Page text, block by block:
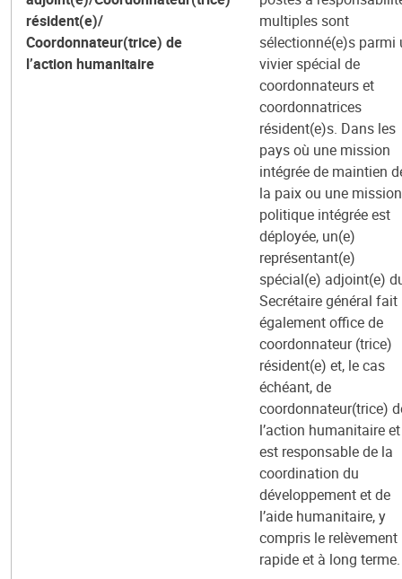
résident(e)/
Coordonnateur(trice) de
l’action humanitaire
multiples sont
sélectionné(e)s parmi
vivier spécial de
coordonnateurs et
coordonnatrices
résident(e)s. Dans les
pays où une mission
intégrée de maintien
la paix ou une mission
politique intégrée est
déployée, un(e)
représentant(e)
spécial(e) adjoint(e)
Secrétaire général fait
également office de
coordonnateur (trice)
résident(e) et, le cas
échéant, de
coordonnateur(trice)
l’action humanitaire et
est responsable de la
coordination du
développement et de
l’aide humanitaire, y
compris le relèvement
rapide et à long terme.